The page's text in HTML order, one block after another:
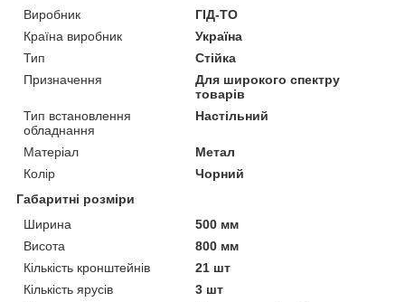
Виробник
ГІД-ТО
Країна виробник
Україна
Тип
Стійка
Призначення
Для широкого спектру
товарів
Тип встановлення
обладнання
Настільний
Матеріал
Метал
Колір
Чорний
Габаритні розміри
Ширина
500 мм
Висота
800 мм
Кількість кронштейнів
21 шт
Кількість ярусів
3 шт